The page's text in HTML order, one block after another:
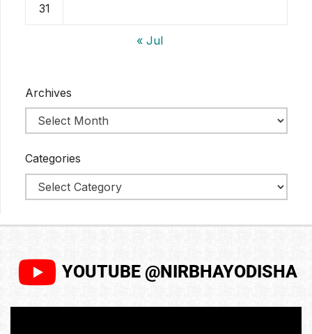
31
« Jul
Archives
Categories
YOUTUBE @NIRBHAYODISHA